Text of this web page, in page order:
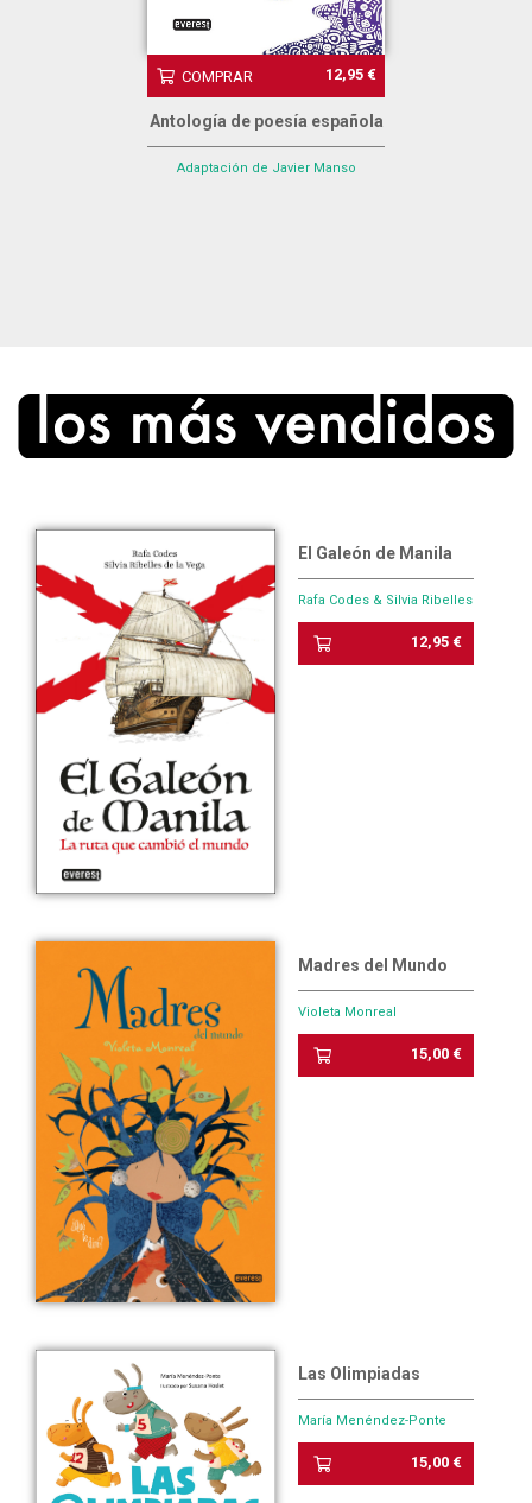
COMPRAR 12,95 €
Antología de poesía española
Adaptación de Javier Manso
El Galeón de Manila
Rafa Codes & Silvia Ribelles
12,95 €
Madres del Mundo
Violeta Monreal
15,00 €
Las Olimpiadas
María Menéndez-Ponte
15,00 €